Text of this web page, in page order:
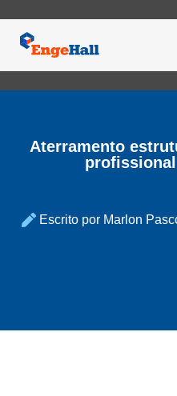
Aterramento
Escrito por Marlon